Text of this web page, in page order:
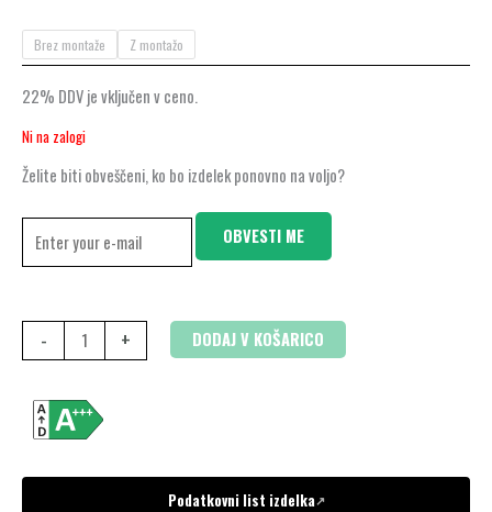
Brez montaže Z montažo
22% DDV je vključen v ceno.
Ni na zalogi
Želite biti obveščeni, ko bo izdelek ponovno na voljo?
OBVESTI ME
- + DODAJ V KOŠARICO
Podatkovni list izdelka↗